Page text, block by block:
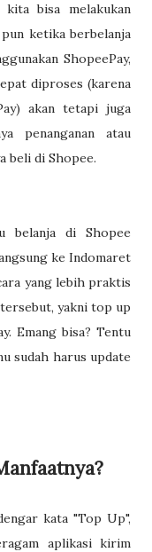
kita bisa melakukan
pun ketika berbelanja
ShopeePay,
diproses (karena
akan tetapi juga
penanganan atau
beli di Shopee.
belanja di Shopee
ke Indomaret
yang lebih praktis
yakni top up
Emang bisa? Tentu
sudah harus update
kata "Top Up",
aplikasi kirim